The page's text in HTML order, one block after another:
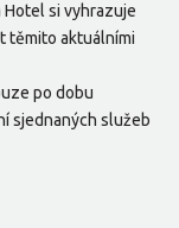
si vyhrazuje
těmito aktuálními
po dobu
sjednaných služeb